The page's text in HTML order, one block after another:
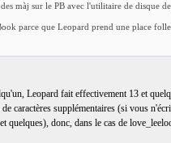
màj sur le PB avec l'utilitaire de disque
parce que Leopard prend une place
Leopard fait effectivement 13 et
caractères supplémentaires (si vous
quelques), donc, dans le cas de